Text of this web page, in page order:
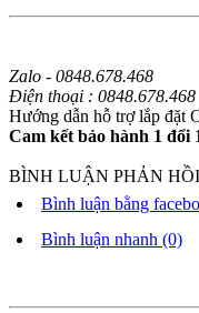
Zalo - 0848.678.468
Điện thoại : 0848.678.468
Hướng dẫn hỗ trợ lắp đặt
Cam kết bảo hành 1 đổi
BÌNH LUẬN PHẢN HỒI
Bình luận bằng
Bình luận nhanh (0)